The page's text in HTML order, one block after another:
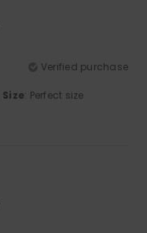
Verified purchase
Size: Perfect size